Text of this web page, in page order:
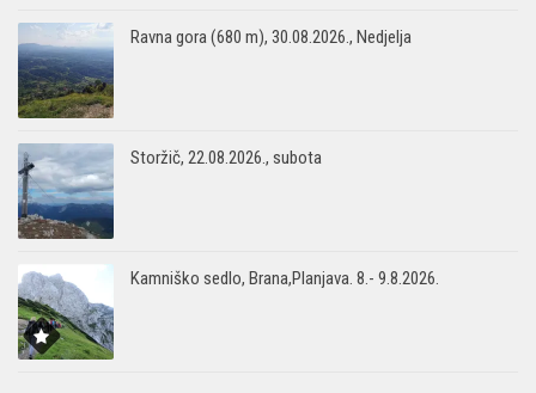
Ravna gora (680 m), 30.08.2026., Nedjelja
Storžič, 22.08.2026., subota
Kamniško sedlo, Brana,Planjava. 8.- 9.8.2026.